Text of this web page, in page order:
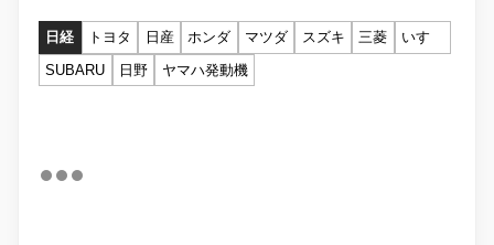
日経 トヨタ 日産 ホンダ マツダ スズキ 三菱
いすゞ
SUBARU
日野 ヤマハ発動機